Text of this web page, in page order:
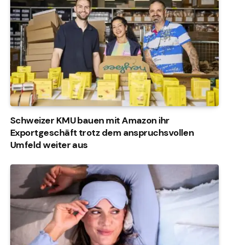
Schweizer KMU bauen mit Amazon ihr
Exportgeschäft trotz dem anspruchsvollen
Umfeld weiter aus